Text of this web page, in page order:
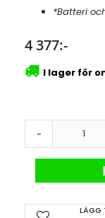
*Batteri
4 377:-
I lager för
-
LÄGG